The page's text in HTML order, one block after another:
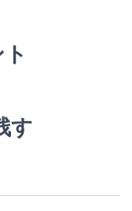
す